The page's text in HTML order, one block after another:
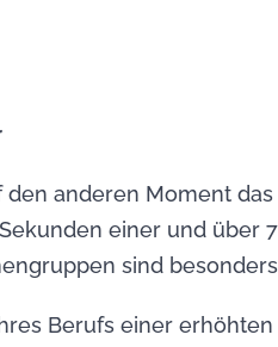
anderen Moment
einer und über
sind
Berufs einer